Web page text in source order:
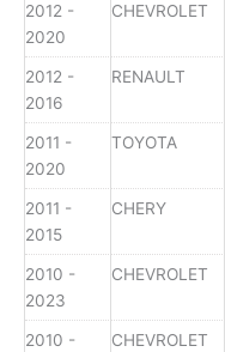
2012 -
2020
CHEVROLET
2012 -
2016
RENAULT
2011 -
2020
TOYOTA
2011 -
2015
CHERY
2010 -
2023
CHEVROLET
2010 -
CHEVROLET